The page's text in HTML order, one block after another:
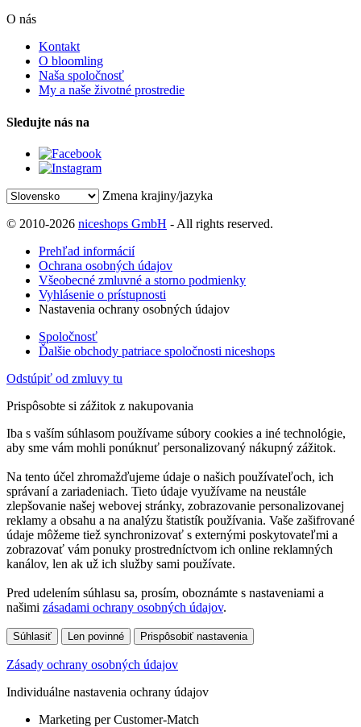
O nás
Kontakt
O bloomling
Naša spoločnosť
My a naše životné prostredie
Sledujte nás na
Zmena krajiny/jazyka
© 2010-2026 niceshops GmbH - All rights reserved.
Prehľad informácií
Ochrana osobných údajov
Všeobecné zmluvné a storno podmienky
Vyhlásenie o prístupnosti
Nastavenia ochrany osobných údajov
Spoločnosť
Ďalšie obchody patriace spoločnosti niceshops
Odstúpiť od zmluvy tu
Prispôsobte si zážitok z nakupovania
Iba s vaším súhlasom používame súbory cookies a iné technológie,
aby sme vám mohli ponúknuť personalizovaný nákupný zážitok.
Na tento účel zhromažďujeme údaje o našich používateľoch, ich
správaní a zariadeniach. Tieto údaje využívame na neustále
zlepšovanie našej webovej stránky, zobrazovanie personalizovanej
reklamy a obsahu a na analýzu štatistík používania. Vaše zašifrované
údaje môžeme tiež synchronizovať s externými poskytovateľmi a
zobrazovať vám ponuky prostredníctvom ich online reklamných
kanálov, len ak už ich služby sami používate.
Pred udelením súhlasu sa, prosím, oboznámte s nastaveniami a
našimi zásadami ochrany osobných údajov.
Súhlasiť Len povinné Prispôsobiť nastavenia
Zásady ochrany osobných údajov
Individuálne nastavenia ochrany údajov
Marketing per Customer-Match